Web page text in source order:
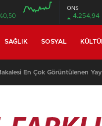
ONS
4.254,94
SAĞLIK SOSYAL
En Çok Görüntülenen